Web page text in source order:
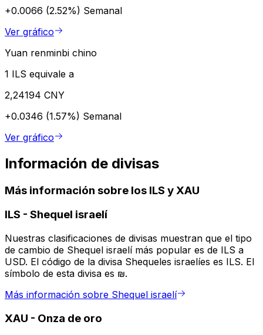
+0.0066 (2.52%) Semanal
Ver gráfico
Yuan renminbi chino
1 ILS equivale a
2,24194 CNY
+0.0346 (1.57%) Semanal
Ver gráfico
Información de divisas
Más información sobre los ILS y XAU
ILS - Shequel israelí
Nuestras clasificaciones de divisas muestran que el tipo
de cambio de Shequel israelí más popular es de ILS a
USD. El código de la divisa Shequeles israelíes es ILS. El
símbolo de esta divisa es ₪.
Más información sobre Shequel israelí
XAU - Onza de oro